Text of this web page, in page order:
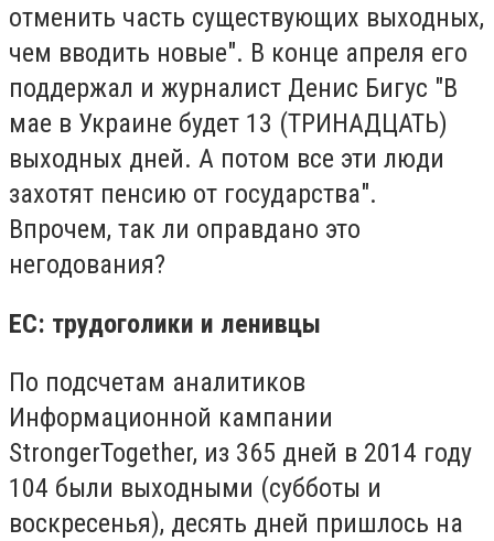
отменить часть существующих выходных,
чем вводить новые". В конце апреля его
поддержал и журналист Денис Бигус "В
мае в Украине будет 13 (ТРИНАДЦАТЬ)
выходных дней. А потом все эти люди
захотят пенсию от государства".
Впрочем, так ли оправдано это
негодования?
ЕС: трудоголики и ленивцы
По подсчетам аналитиков
Информационной кампании
StrongerTogether, из 365 дней в 2014 году
104 были выходными (субботы и
воскресенья), десять дней пришлось на